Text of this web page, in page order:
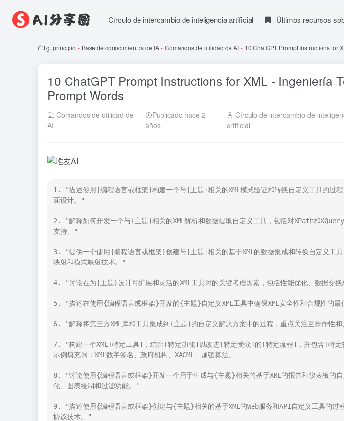
Círculo de intercambio de inteligencia artificial Últimos recursos
fig. principio - Base de conocimientos de IA - Comandos de utilidad de AI - 10 ChatGPT Prompt Instructions for
10 ChatGPT Prompt Instructions for XML - Ingeniería
Prompt Words
Comandos de utilidad de
AI
Publicado hace 2
años
Círculo de intercambio de
artificial
1. "描述使用{编程语言或框架}构建一个与{主题}相关的XML模式验证和转换自定义工具的过程
面设计。"
2. "解释如何开发一个与{主题}相关的XML解析和数据提取自定义工具，包括对XPath和XQuery
支持。"
3. "提供一个使用{编程语言或框架}创建与{主题}相关的基于XML的数据集成和转换自定义工具
映射和模式映射技术。"
4. "讨论在为{主题}设计可扩展和灵活的XML工具时的关键考虑因素，包括性能优化、数据交
5. "描述在使用{编程语言或框架}开发的{主题}自定义XML工具中确保XML安全性和合规性的最
6. "解释将第三方XML库和工具集成到{主题}的自定义解决方案中的过程，重点关注互操作性和
7. "构建一个XML[特定工具]，结合[特定功能]以改进[特定受众]的[特定流程]，并包含[特定
示例填充词：XML数字签名、政府机构、XACML、加密算法。
8. "讨论使用{编程语言或框架}开发一个用于生成与{主题}相关的基于XML的报告和仪表板的
化、图表绘制和过滤功能。"
9. "描述使用{编程语言或框架}创建与{主题}相关的基于XML的Web服务和API自定义工具的过程
协议技术。"